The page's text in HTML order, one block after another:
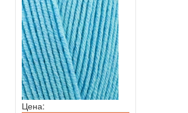
Цена: